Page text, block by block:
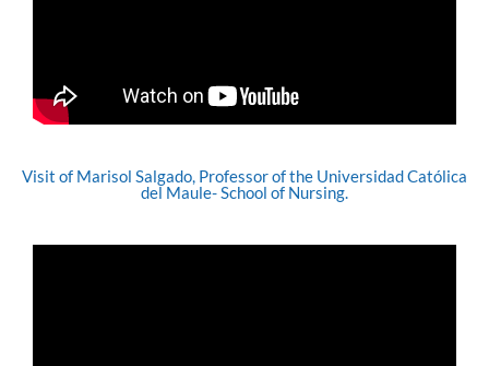
Visit of Marisol Salgado, Professor of the Universidad Católica
del Maule- School of Nursing.